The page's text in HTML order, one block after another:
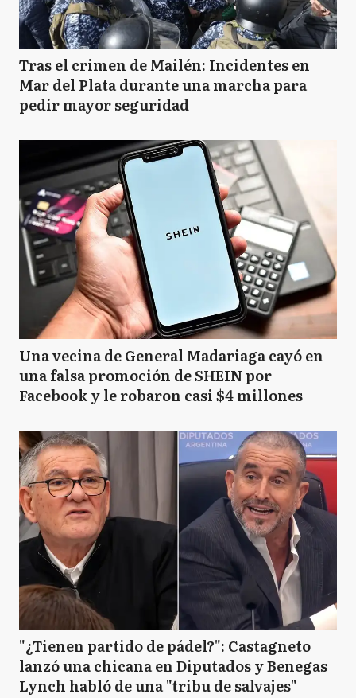
Tras el crimen de Mailén: Incidentes en
Mar del Plata durante una marcha para
pedir mayor seguridad
Una vecina de General Madariaga cayó en
una falsa promoción de SHEIN por
Facebook y le robaron casi $4 millones
"¿Tienen partido de pádel?": Castagneto
lanzó una chicana en Diputados y Benegas
Lynch habló de una "tribu de salvajes"